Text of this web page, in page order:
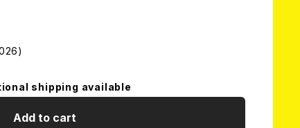
shipping available
Add to cart